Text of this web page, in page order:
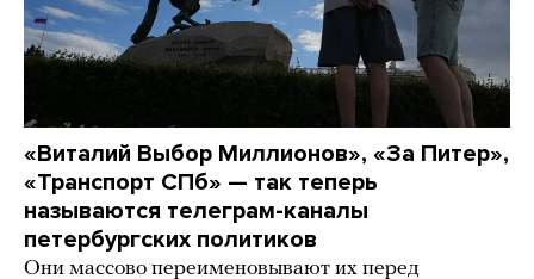
«Виталий Выбор Миллионов», «За Питер»,
«Транспорт СПб» — так теперь
называются телеграм-каналы
петербургских политиков
Они массово переименовывают их перед